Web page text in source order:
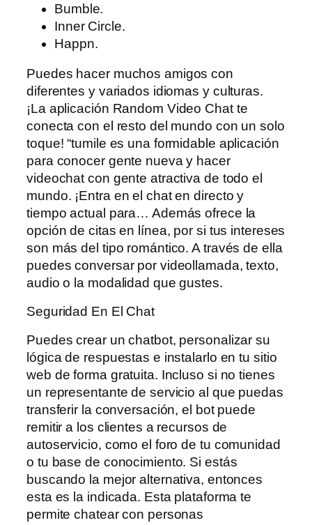
Bumble.
Inner Circle.
Happn.
Puedes hacer muchos amigos con
diferentes y variados idiomas y culturas.
¡La aplicación Random Video Chat te
conecta con el resto del mundo con un solo
toque! “tumile es una formidable aplicación
para conocer gente nueva y hacer
videochat con gente atractiva de todo el
mundo. ¡Entra en el chat en directo y
tiempo actual para… Además ofrece la
opción de citas en línea, por si tus intereses
son más del tipo romántico. A través de ella
puedes conversar por videollamada, texto,
audio o la modalidad que gustes.
Seguridad En El Chat
Puedes crear un chatbot, personalizar su
lógica de respuestas e instalarlo en tu sitio
web de forma gratuita. Incluso si no tienes
un representante de servicio al que puedas
transferir la conversación, el bot puede
remitir a los clientes a recursos de
autoservicio, como el foro de tu comunidad
o tu base de conocimiento. Si estás
buscando la mejor alternativa, entonces
esta es la indicada. Esta plataforma te
permite chatear con personas